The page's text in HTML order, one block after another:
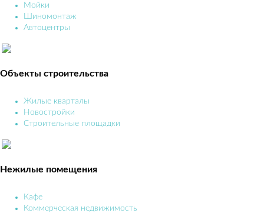
Мойки
Шиномонтаж
Автоцентры
Объекты строительства
Жилые кварталы
Новостройки
Строительные площадки
Нежилые помещения
Кафе
Коммерческая недвижимость